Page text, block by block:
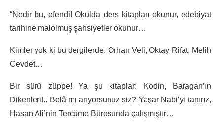
“Nedir bu, efendi! Okulda ders kitapları okunur, edebiyat
tarihine malolmuş şahsiyetler okunur…
Kimler yok ki bu dergilerde: Orhan Veli, Oktay Rifat, Melih
Cevdet…
Bir sürü züppe! Ya şu kitaplar: Kodin, Baragan’ın
Dikenleri!.. Belâ mı arıyorsunuz siz? Yaşar Nabi’yi tanırız,
Hasan Ali’nin Tercüme Bürosunda çalışmıştır…